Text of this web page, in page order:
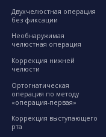
Двухчелюстная операция
без фиксации
Необнаружимая
челюстная операция
Коррекция нижней
челюсти
Ортогнатическая
операция по методу
«операция-первая»
Коррекция выступающего
рта